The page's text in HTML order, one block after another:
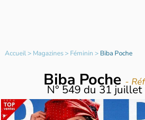
Accueil> Magazines> Féminin > Biba Poche
Biba Poche -
N°549du 31 juillet